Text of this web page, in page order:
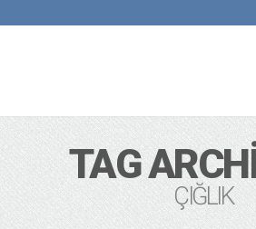
TAG
ÇIĞLIK